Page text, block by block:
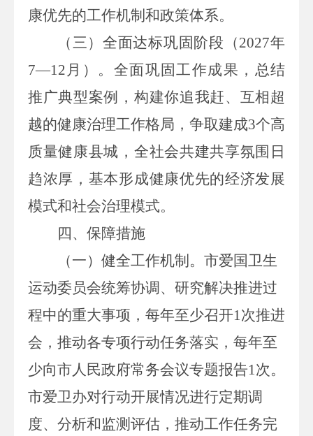
康优先的工作机制和政策体系。
（三）全面达标巩固 阶段（2027年
7—12 月）。 全面巩固工作成果， 总结
推广典型案例，构建你追我赶、互相超
越的健康治理工作格局，争取建成3个高
质量健康县城，全社会共建共享氛围日
趋浓厚，基本形成健康优先的经济发展
模式和社会治理模式。
四、保障措施
（一）健全工作机制。 市爱国卫生
运动委员会统筹协调、研究解决推进过
程中的重大事项，每年至少召开1次推进
会，推动各专项行动任务落实，每年至
少向市人民政府常务会议专题报告1次。
市爱卫办对行动开展情况进行定期调
度、分析和监测评估，推动工作任务完